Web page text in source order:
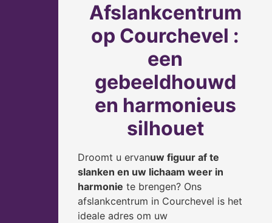
Afslankcentrum
op Courchevel :
een
gebeeldhouwd
en harmonieus
silhouet
Droomt u ervanuw figuur af te
slanken en uw lichaam weer in
harmonie te brengen? Ons
afslankcentrum in Courchevel is het
ideale adres om uw